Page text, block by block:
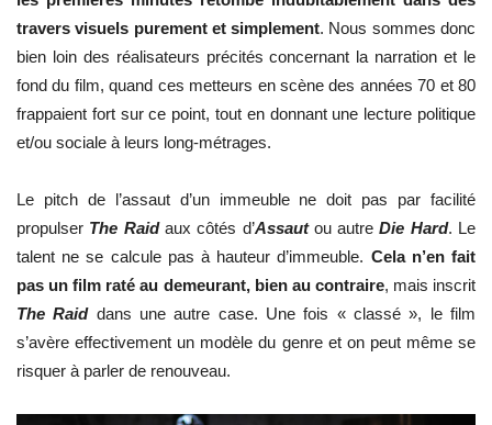
travers visuels purement et simplement. Nous sommes donc
bien loin des réalisateurs précités concernant la narration et le
fond du film, quand ces metteurs en scène des années 70 et 80
frappaient fort sur ce point, tout en donnant une lecture politique
et/ou sociale à leurs long-métrages.
Le pitch de l’assaut d’un immeuble ne doit pas par facilité
propulser The Raidaux côtés d’Assautou autreDie Hard. Le
talent ne se calcule pas à hauteur d’immeuble. Cela n’en fait
pas un film raté au demeurant, bien au contraire, mais inscrit
The Raiddans une autre case. Une fois « classé », le film
s’avère effectivement un modèle du genre et on peut même se
risquer à parler de renouveau.